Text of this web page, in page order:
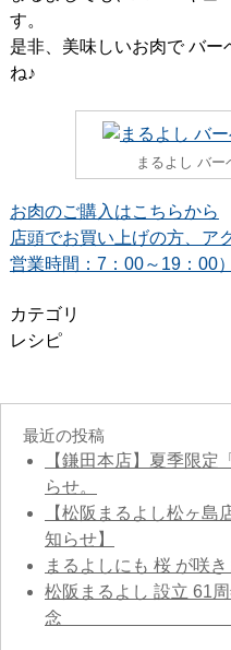
す。
是非、美味しいお肉で バ
ね♪
まるよし バ
お肉のご購入はこちらから
店頭でお買い上げの方、ア
営業時間：7：00～19：00）
カテゴリ
レシピ
最近の投稿
【鎌田本店】夏季限定
らせ。
【松阪まるよし松ヶ島
知らせ】
まるよしにも 桜 が咲き
松阪まるよし 設立 61